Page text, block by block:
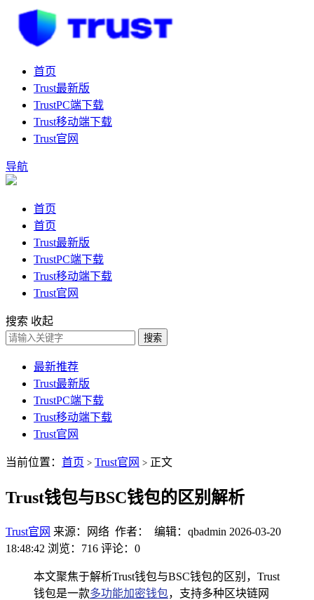
首页
Trust最新版
TrustPC端下载
Trust移动端下载
Trust官网
导航
首页
首页
Trust最新版
TrustPC端下载
Trust移动端下载
Trust官网
搜索 收起
搜索
最新推荐
Trust最新版
TrustPC端下载
Trust移动端下载
Trust官网
当前位置： 首页 > Trust官网 > 正文
Trust钱包与BSC钱包的区别解析
Trust官网 来源：网络 作者： 编辑：qbadmin 2026-03-20
18:48:42 浏览：716 评论：0
本文聚焦于解析Trust钱包与BSC钱包的区别，Trust
钱包是一款多功能加密钱包，支持多种区块链网